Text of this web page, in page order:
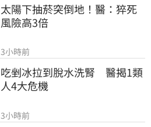
太陽下抽菸突倒地！醫：猝死
風險高3倍
3小時前
吃剉冰拉到脫水洗腎　醫揭1類
人4大危機
3小時前